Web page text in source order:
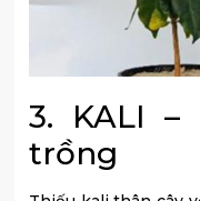
3. KALI –
trồng